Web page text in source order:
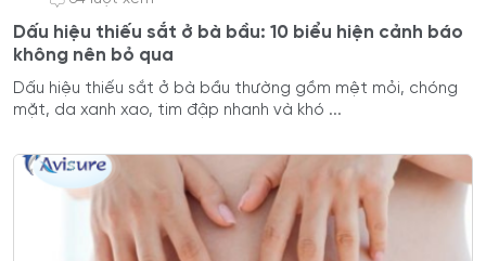
Dấu hiệu thiếu sắt ở bà bầu: 10 biểu hiện cảnh báo
không nên bỏ qua
Dấu hiệu thiếu sắt ở bà bầu thường gồm mệt mỏi, chóng
mặt, da xanh xao, tim đập nhanh và khó ...